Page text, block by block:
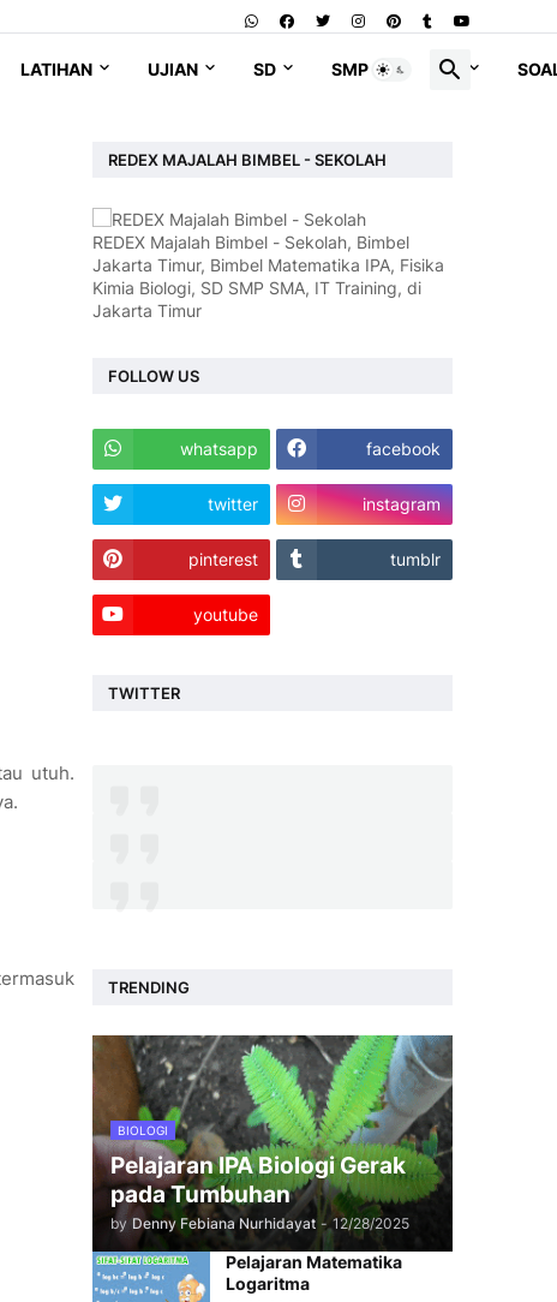
LATIHAN UJIAN SD SMP SMA
utuh.
REDEX MAJALAH BIMBEL - SEKOLAH
REDEX Majalah Bimbel - Sekolah, Bimbel
Jakarta Timur, Bimbel Matematika IPA, Fisika
Kimia Biologi, SD SMP SMA, IT Training, di
Jakarta Timur
FOLLOW US
whatsapp facebook
twitter instagram
pinterest tumblr
youtube
TWITTER
TRENDING
BIOLOGI
Pelajaran IPA Biologi Gerak
pada Tumbuhan
by Denny Febiana Nurhidayat - 12/28/2025
Pelajaran Matematika
Logaritma